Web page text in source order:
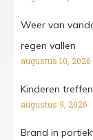
Weer van
regen vallen
augustus 10, 2026
Kinderen
augustus 9, 2026
Brand in